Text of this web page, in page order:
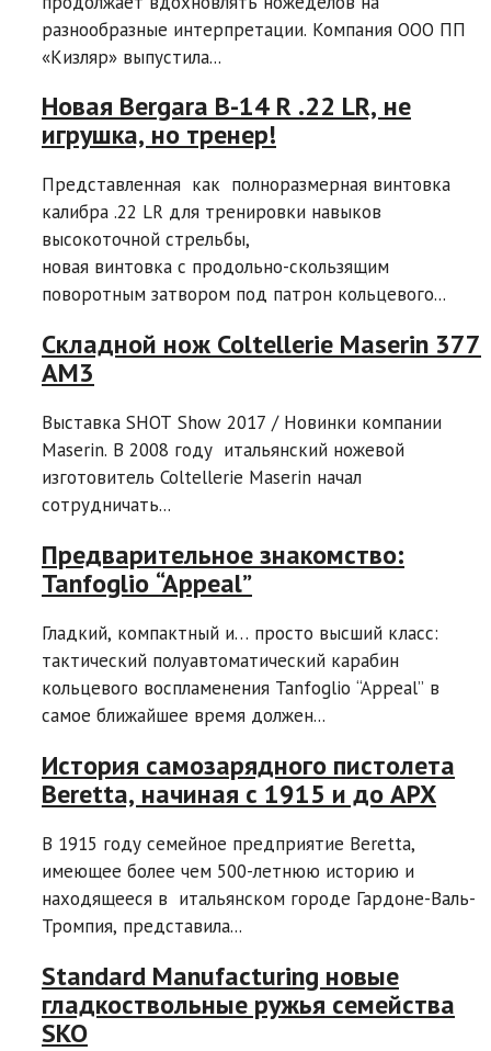
разнообразные интерпретации. Компания ООО ПП
«Кизляр» выпустила...
Новая Bergara B-14 R .22 LR, не
игрушка, но тренер!
Представленная как полноразмерная винтовка
калибра .22 LR для тренировки навыков
высокоточной стрельбы,
новая винтовка с продольно-скользящим
поворотным затвором под патрон кольцевого...
Складной нож Coltellerie Maserin 377
AM3
Выставка SHOT Show 2017 / Новинки компании
Maserin. В 2008 году итальянский ножевой
изготовитель Coltellerie Maserin начал
сотрудничать...
Предварительное знакомство:
Tanfoglio “Appeal”
Гладкий, компактный и… просто высший класс:
тактический полуавтоматический карабин
кольцевого воспламенения Tanfoglio “Appeal” в
самое ближайшее время должен...
История самозарядного пистолета
Beretta, начиная с 1915 и до APX
В 1915 году семейное предприятие Beretta,
имеющее более чем 500-летнюю историю и
находящееся в итальянском городе Гардоне-Валь-
Тромпия, представила...
Standard Manufacturing новые
гладкоствольные ружья семейства
SKO